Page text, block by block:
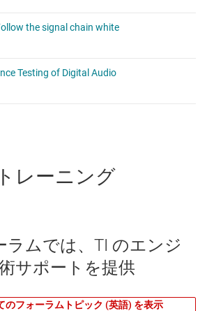
レーニング
ラムでは、TI のエンジ
サポートを提供
のフォーラムトピック (英語) を表示